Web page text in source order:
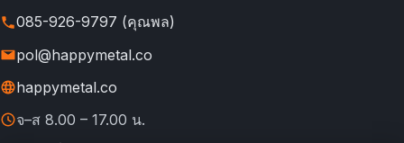
085-926-9797 (คุณพล)
pol@happymetal.co
happymetal.co
จ–ส 8.00 – 17.00 น.